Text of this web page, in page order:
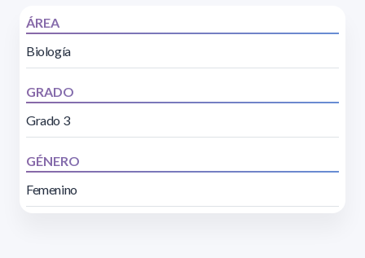
ÁREA
Biología
GRADO
Grado 3
GÉNERO
Femenino